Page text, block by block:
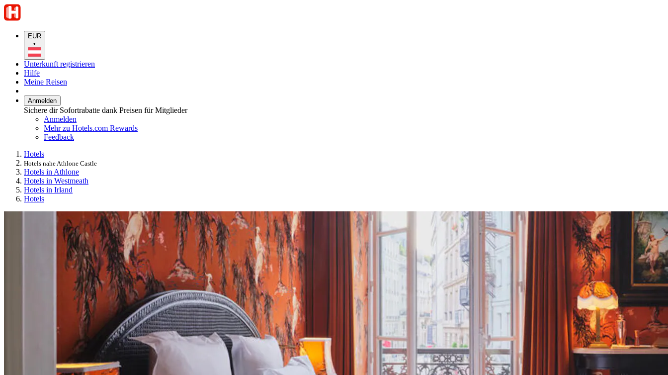
EUR
•
Unterkunft registrieren
Hilfe
Meine Reisen
Anmelden
Sichere dir Sofortrabatte dank Preisen für Mitglieder
Anmelden
Mehr zu Hotels.com Rewards
Feedback
Hotels
Hotels nahe Athlone Castle
Hotels in Athlone
Hotels in Westmeath
Hotels in Irland
Hotels